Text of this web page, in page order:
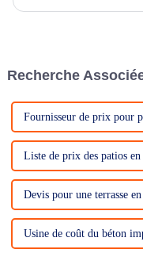
Recherche
Fournisseur de prix pour
Liste de prix des patios en
Devis pour une terrasse
Usine de coût du béton